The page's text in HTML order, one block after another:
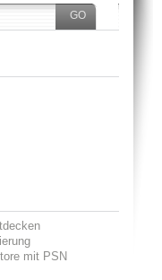
mit PSN